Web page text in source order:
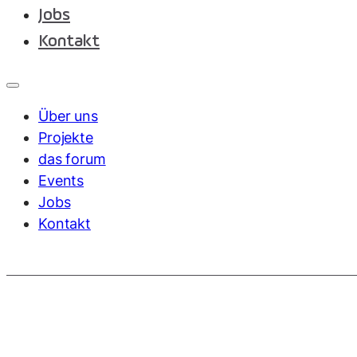
Jobs
Kontakt
Über uns
Projekte
das forum
Events
Jobs
Kontakt